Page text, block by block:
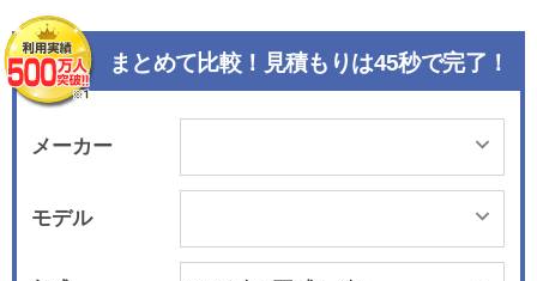
まとめて比較！見積もりは45秒で完了！
メーカー
モデル